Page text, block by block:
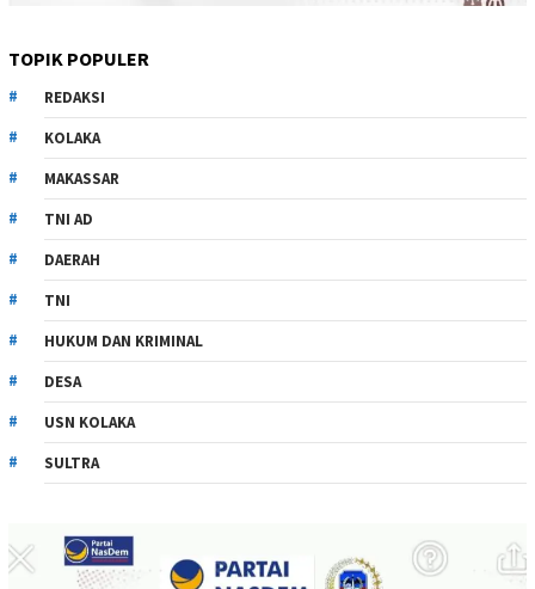
TOPIK POPULER
REDAKSI
KOLAKA
MAKASSAR
TNI AD
DAERAH
TNI
HUKUM DAN KRIMINAL
DESA
USN KOLAKA
SULTRA